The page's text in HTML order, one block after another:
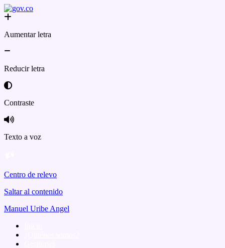
Aumentar letra
Reducir letra
Contraste
Texto a voz
Centro de relevo
Saltar al contenido
Manuel Uribe Angel